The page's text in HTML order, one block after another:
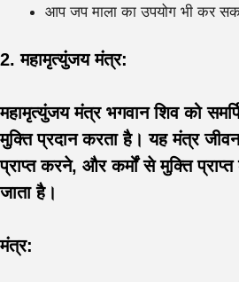
आप जप माला का उपयोग भी कर
2. महामृत्युंजय मंत्र:
महामृत्युंजय मंत्र भगवान शिव को
मुक्ति प्रदान करता है। यह मंत्र
प्राप्त करने, और कर्मों से मुक्ति
जाता है।
मंत्र: